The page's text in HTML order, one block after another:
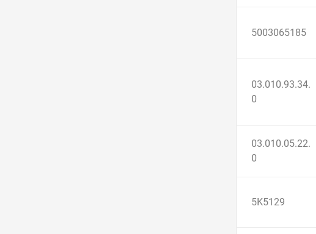
5003065185
03.010.93.34.
0
03.010.05.22.
0
5K5129